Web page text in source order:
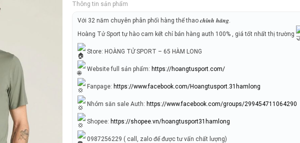
Thông tin sản phẩm
Với 32 năm chuyên phân phối hàng thể thao 𝒄𝒉𝒊́𝒏𝒉 𝒉𝒂̃𝒏𝒈.
Hoàng Tử Sport tự hào cam kết chỉ bán hàng auth 100% , giá tốt nhất thị trường
Store: HOÀNG TỬ SPORT – 65 HÀM LONG
Website full sản phẩm: https://hoangtusport.com/
Fanpage: https://www.facebook.com/Hoangtusport.31hamlong
Nhóm săn sale Auth: https://www.facebook.com/groups/299454711064290
Shopee: https://shopee.vn/hoangtusport31hamlong
0987256229 ( call, zalo để được tư vấn chất lượng)